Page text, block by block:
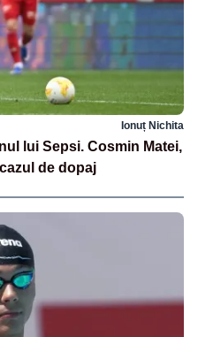
Ionuț Nichita
lui Sepsi. Cosmin Matei,
de dopaj